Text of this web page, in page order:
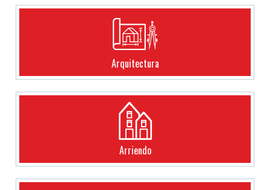
Arquitectura
Arriendo